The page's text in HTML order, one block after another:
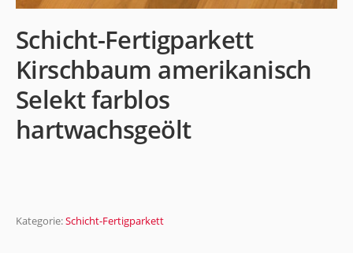
Schicht-Fertigparkett
Kirschbaum amerikanisch
Selekt farblos
hartwachsgeölt
Kategorie:Schicht-Fertigparkett